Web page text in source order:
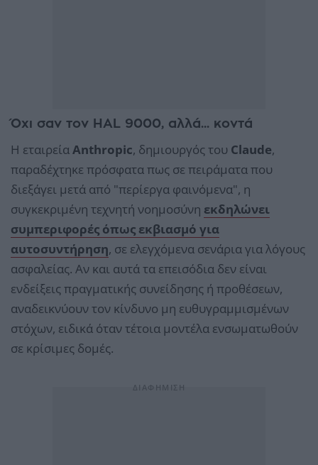
Όχι σαν τον HAL 9000, αλλά... κοντά
Η εταιρείαAnthropic, δημιουργός του Claude,
παραδέχτηκε πρόσφατα πως σε πειράματα που
διεξάγει μετά από "περίεργα φαινόμενα", η
συγκεκριμένη τεχνητή νοημοσύνη εκδηλώνει
συμπεριφορές όπως εκβιασμό για
αυτοσυντήρηση, σε ελεγχόμενα σενάρια για λόγους
ασφαλείας. Αν και αυτά τα επεισόδια δεν είναι
ενδείξεις πραγματικής συνείδησης ή προθέσεων,
αναδεικνύουν τον κίνδυνο μη ευθυγραμμισμένων
στόχων, ειδικά όταν τέτοια μοντέλα ενσωματωθούν
σε κρίσιμες δομές.